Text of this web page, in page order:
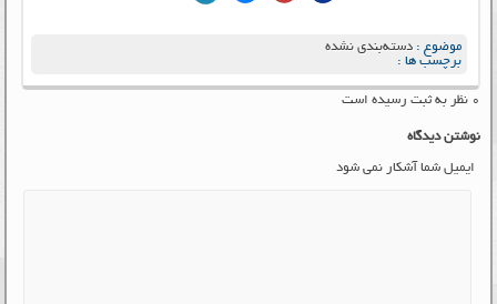
موضوع :دسته‌بندی نشده
برچسب ها :
۰ نظر به ثبت رسیده است
نوشتن دیدگاه
ایمیل شما آشکار نمی شود